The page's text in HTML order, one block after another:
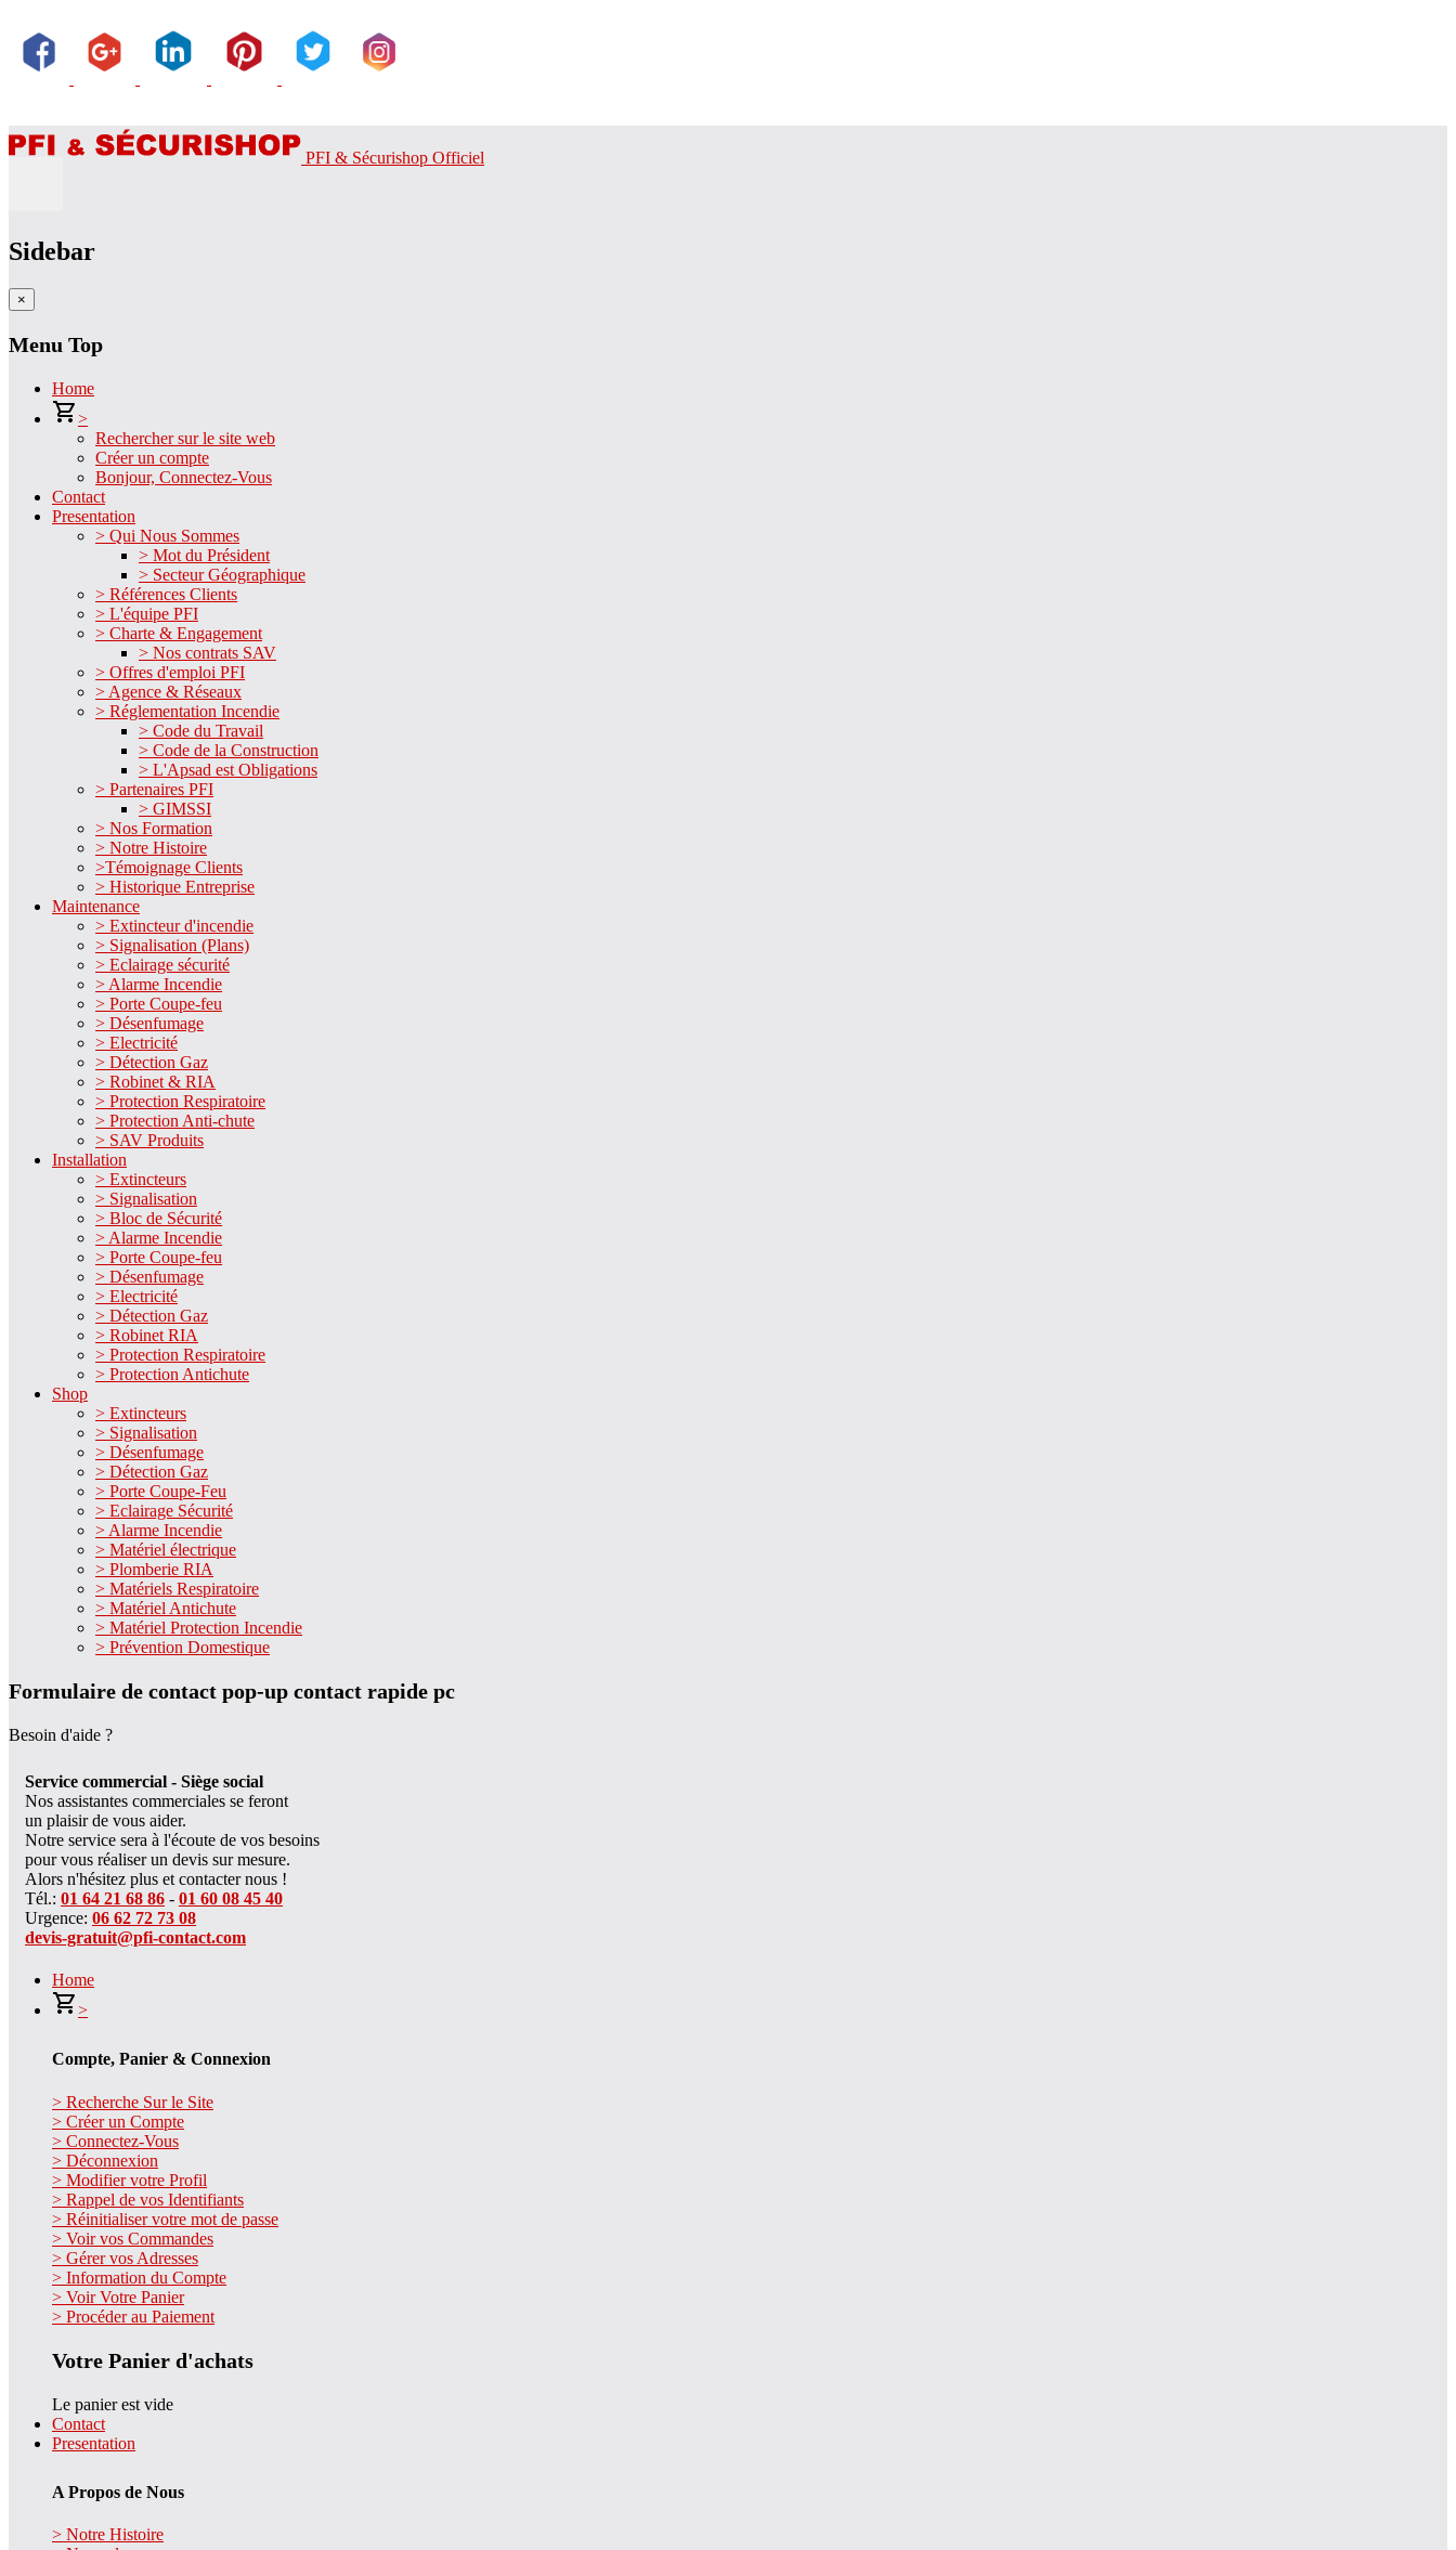
PFI & Sécurishop Officiel
Sidebar
×
Menu Top
Home
>
Rechercher sur le site web
Créer un compte
Bonjour, Connectez-Vous
Contact
Presentation
> Qui Nous Sommes
> Mot du Président
> Secteur Géographique
> Références Clients
> L'équipe PFI
> Charte & Engagement
> Nos contrats SAV
> Offres d'emploi PFI
> Agence & Réseaux
> Réglementation Incendie
> Code du Travail
> Code de la Construction
> L'Apsad est Obligations
> Partenaires PFI
> GIMSSI
> Nos Formation
> Notre Histoire
>Témoignage Clients
> Historique Entreprise
Maintenance
> Extincteur d'incendie
> Signalisation (Plans)
> Eclairage sécurité
> Alarme Incendie
> Porte Coupe-feu
> Désenfumage
> Electricité
> Détection Gaz
> Robinet & RIA
> Protection Respiratoire
> Protection Anti-chute
> SAV Produits
Installation
> Extincteurs
> Signalisation
> Bloc de Sécurité
> Alarme Incendie
> Porte Coupe-feu
> Désenfumage
> Electricité
> Détection Gaz
> Robinet RIA
> Protection Respiratoire
> Protection Antichute
Shop
> Extincteurs
> Signalisation
> Désenfumage
> Détection Gaz
> Porte Coupe-Feu
> Eclairage Sécurité
> Alarme Incendie
> Matériel électrique
> Plomberie RIA
> Matériels Respiratoire
> Matériel Antichute
> Matériel Protection Incendie
> Prévention Domestique
Formulaire de contact pop-up contact rapide pc
Besoin d'aide ?
Service commercial - Siège social
Nos assistantes commerciales se feront
un plaisir de vous aider.
Notre service sera à l'écoute de vos besoins
pour vous réaliser un devis sur mesure.
Alors n'hésitez plus et contacter nous !
Tél.: 01 64 21 68 86 - 01 60 08 45 40
Urgence: 06 62 72 73 08
devis-gratuit@pfi-contact.com
Home
>
Compte, Panier & Connexion
> Recherche Sur le Site
> Créer un Compte
> Connectez-Vous
> Déconnexion
> Modifier votre Profil
> Rappel de vos Identifiants
> Réinitialiser votre mot de passe
> Voir vos Commandes
> Gérer vos Adresses
> Information du Compte
> Voir Votre Panier
> Procéder au Paiement
Votre Panier d'achats
Le panier est vide
Contact
Presentation
A Propos de Nous
> Notre Histoire